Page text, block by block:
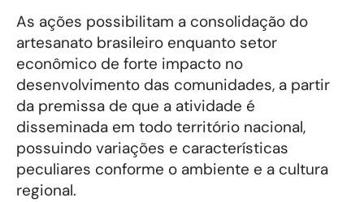
As ações possibilitam a consolidação do
artesanato brasileiro enquanto setor
econômico de forte impacto no
desenvolvimento das comunidades, a partir
da premissa de que a atividade é
disseminada em todo território nacional,
possuindo variações e características
peculiares conforme o ambiente e a cultura
regional.